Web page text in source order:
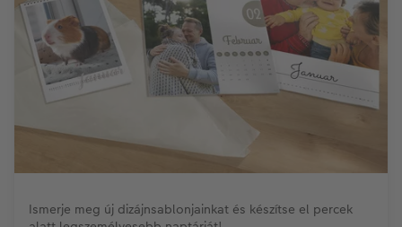
Ismerje meg új dizájnsablonjainkat és készítse el percek